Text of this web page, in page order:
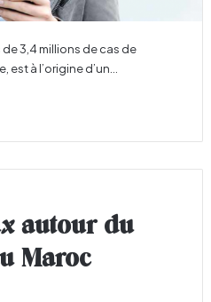
3,4 millions de cas de
à l’origine d’un…
autour du
Maroc